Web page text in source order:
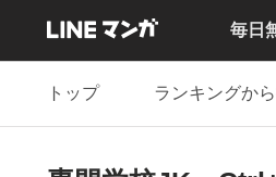
毎日
トップ ランキングか